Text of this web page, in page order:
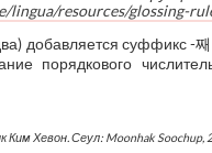
lingua/resources/glossing-
добавляется суффикс -
порядкового
Хевон. Сеул: Moonhak Soochup,